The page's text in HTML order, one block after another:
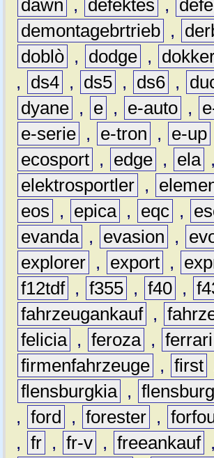
dawn , defektes ,
demontagebrtrieb ,
doblò , dodge ,
,
ds4 , ds5 , ds6 ,
dyane , e , e-auto ,
e-serie , e-tron , e-up
ecosport , edge , ela ,
elektrosportler ,
eos
, epica , eqc ,
evanda , evasion ,
explorer , export ,
f12tdf , f355 , f40 ,
fahrzeugankauf ,
felicia , feroza , ferrari
firmenfahrzeuge , first
flensburgkia ,
, ford , forester ,
, fr , fr-v , freeankauf ,